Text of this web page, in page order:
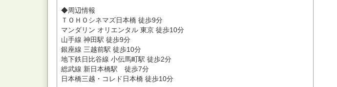
◆周辺情報
ＴＯＨＯシネマズ日本橋 徒歩9分
マンダリン オリエンタル 東京 徒歩10分
山手線 神田駅 徒歩9分
銀座線 三越前駅 徒歩10分
地下鉄日比谷線 小伝馬町駅 徒歩2分
総武線 新日本橋駅 徒歩7分
日本橋三越・コレド日本橋 徒歩10分